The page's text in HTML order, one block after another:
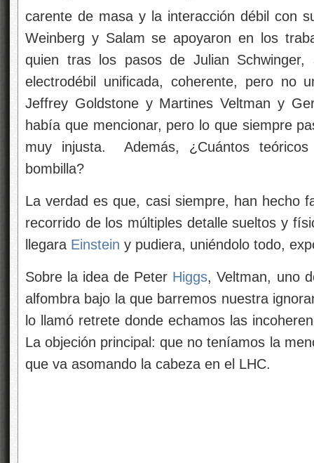
carente de masa y la interacción débil con
Weinberg y Salam se apoyaron en los
quien tras los pasos de Julian
electrodébil unificada, coherente, pero no
Jeffrey Goldstone y Martines Veltman y
había que mencionar, pero lo que siempre
muy injusta. Además, ¿Cuántos
bombilla?
La verdad es que, casi siempre, han hecho
recorrido de los múltiples detalle sueltos y
llegara Einstein y pudiera, uniéndolo todo,
Sobre la idea de Peter Higgs, Veltman, uno
alfombra bajo la que barremos nuestra
lo llamó retrete donde echamos las
La objeción principal: que no teníamos la
que va asomando la cabeza en el LHC.